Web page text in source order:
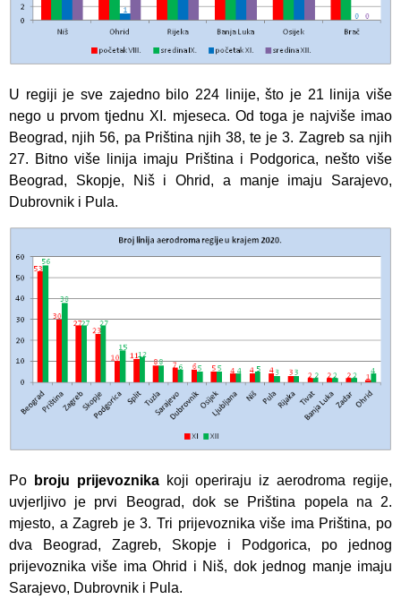
U regiji je sve zajedno bilo 224 linije, što je 21 linija više
nego u prvom tjednu XI. mjeseca. Od toga je najviše imao
Beograd, njih 56, pa Priština njih 38, te je 3. Zagreb sa njih
27. Bitno više linija imaju Priština i Podgorica, nešto više
Beograd, Skopje, Niš i Ohrid, a manje imaju Sarajevo,
Dubrovnik i Pula.
Po broju prijevoznikakoji operiraju iz aerodroma regije,
uvjerljivo je prvi Beograd, dok se Priština popela na 2.
mjesto, a Zagreb je 3. Tri prijevoznika više ima Priština, po
dva Beograd, Zagreb, Skopje i Podgorica, po jednog
prijevoznika više ima Ohrid i Niš, dok jednog manje imaju
Sarajevo, Dubrovnik i Pula.